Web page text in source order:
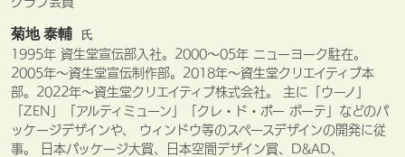
菊地 泰輔 氏
1995年 資生堂宣伝部入社。2000～05年 ニューヨーク駐在。
2005年～資生堂宣伝制作部。2018年〜資生堂クリエイティブ本
部。2022年〜資生堂クリエイティブ株式会社。 主に「ウーノ」
「ZEN」「アルティミューン」「クレ・ド・ポー ボーテ」などのパ
ッケージデザインや、 ウィンドウ等のスペースデザインの開発に従
事。 日本パッケージ大賞、日本空間デザイン賞、D&AD、